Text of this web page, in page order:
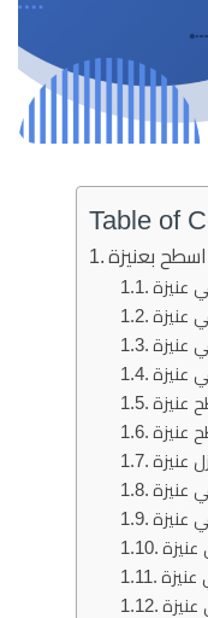
Table of
بعنيزة
عنيزة
عنيزة
عنيزة
عنيزة
عنيزة
عنيزة
عنيزة
عنيزة
عنيزة
عنيزة
عنيزة